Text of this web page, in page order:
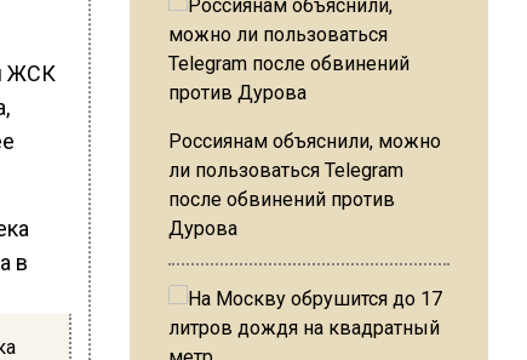
ЖСК
Россиянам объяснили, можно
ли пользоваться Telegram
после обвинений против
Дурова